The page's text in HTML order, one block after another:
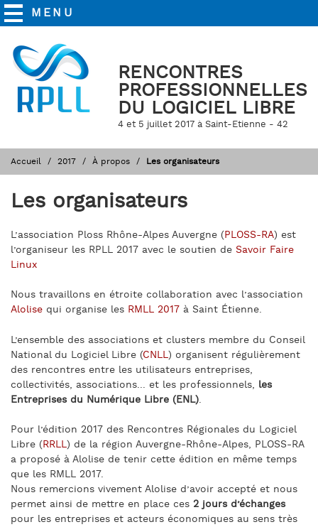
MENU
RENCONTRES
PROFESSIONNELLES
DU LOGICIEL LIBRE
4 et 5 juillet 2017 à Saint-Etienne - 42
Accueil 2017 À propos Les organisateurs
Les organisateurs
L’association Ploss Rhône-Alpes Auvergne (PLOSS-RA) est
l’organiseur les RPLL 2017 avec le soutien de Savoir Faire
Linux
Nous travaillons en étroite collaboration avec l’association
Alolise qui organise les RMLL 2017 à Saint Étienne.
L’ensemble des associations et clusters membre du Conseil
National du Logiciel Libre (CNLL) organisent régulièrement
des rencontres entre les utilisateurs entreprises,
collectivités, associations... et les professionnels, les
Entreprises du Numérique Libre (ENL).
Pour l’édition 2017 des Rencontres Régionales du Logiciel
Libre (RRLL) de la région Auvergne-Rhône-Alpes, PLOSS-RA
a proposé à Alolise de tenir cette édition en même temps
que les RMLL 2017.
Nous remercions vivement Alolise d’avoir accepté et nous
permet ainsi de mettre en place ces 2 jours d’échanges
pour les entreprises et acteurs économiques au sens très